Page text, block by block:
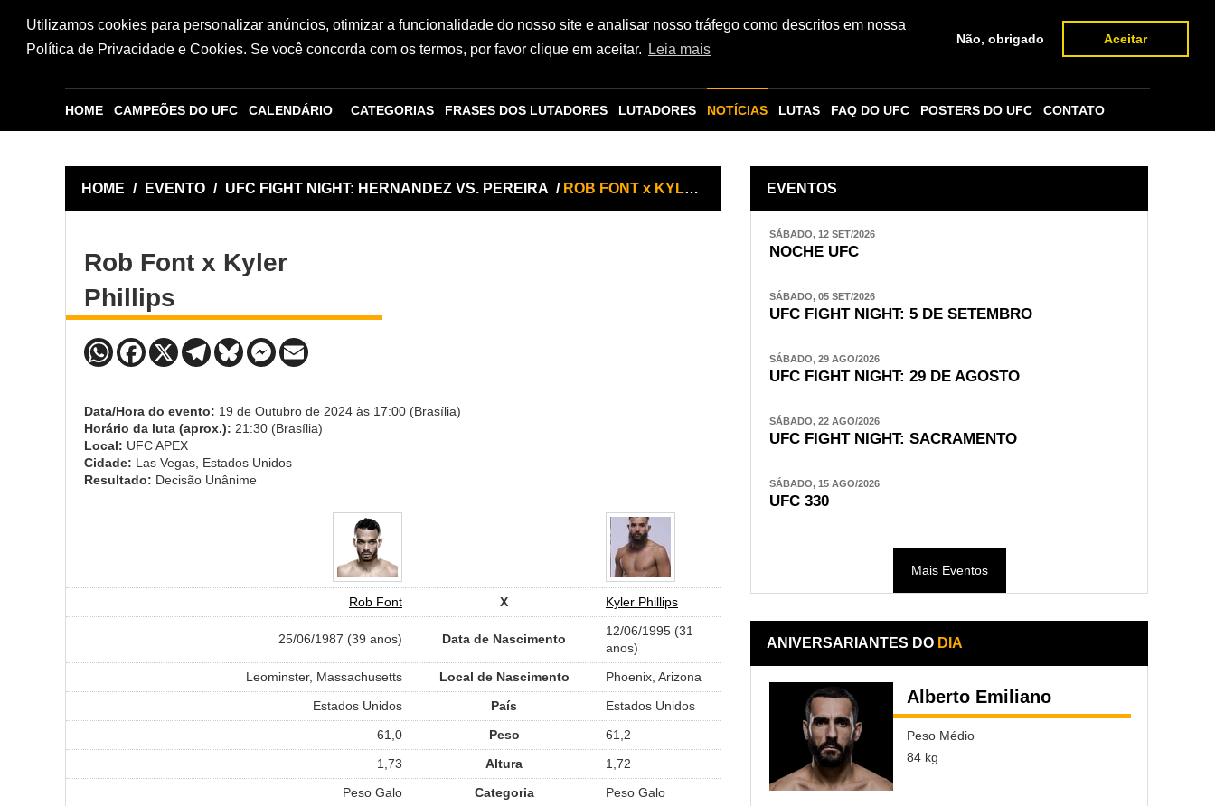
Utilizamos cookies para personalizar anúncios, otimizar a funcionalidade do nosso site e analisar nosso tráfego como descritos em nossa
Política de Privacidade e Cookies. Se você concorda com os termos, por favor clique em aceitar.
Leia mais
Não, obrigado Aceitar
HOME CAMPEÕES DO UFC CALENDÁRIO CATEGORIAS FRASES DOS LUTADORES LUTADORES NOTÍCIAS LUTAS FAQ DO UFC POSTERS DO UFC CONTATO
HOME / EVENTO / UFC FIGHT NIGHT: HERNANDEZ VS. PEREIRA / ROB FONT x KYLER PHILLIPS
Rob Font x Kyler
Phillips
Data/Hora do evento: 19 de Outubro de 2024 às 17:00 (Brasília)
Horário da luta (aprox.): 21:30 (Brasília)
Local: UFC APEX
Cidade: Las Vegas, Estados Unidos
Resultado: Decisão Unânime
Rob Font X Kyler Phillips
25/06/1987 (39 anos) Data de Nascimento
12/06/1995 (31
anos)
Leominster, Massachusetts
Local de Nascimento
Phoenix, Arizona
Estados Unidos
País
Estados Unidos
61,0
Peso
61,2
1,73
Altura
1,72
Peso Galo
Categoria
Peso Galo
EVENTOS
SÁBADO, 12 SET/2026
NOCHE UFC
SÁBADO, 05 SET/2026
UFC FIGHT NIGHT: 5 DE SETEMBRO
SÁBADO, 29 AGO/2026
UFC FIGHT NIGHT: 29 DE AGOSTO
SÁBADO, 22 AGO/2026
UFC FIGHT NIGHT: SACRAMENTO
SÁBADO, 15 AGO/2026
UFC 330
Mais Eventos
ANIVERSARIANTES DO DIA
Alberto Emiliano
Peso Médio
84 kg